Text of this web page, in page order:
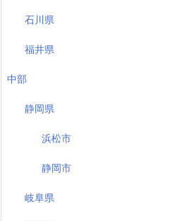
石川県
福井県
中部
静岡県
浜松市
静岡市
岐阜県